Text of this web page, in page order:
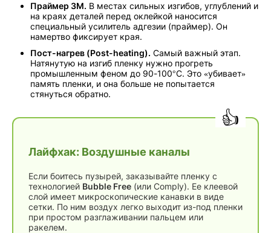
Праймер 3M. В местах сильных изгибов, углублений и
на краях деталей перед оклейкой наносится
специальный усилитель адгезии (праймер). Он
намертво фиксирует края.
Пост-нагрев (Post-heating). Самый важный этап.
Натянутую на изгиб пленку нужно прогреть
промышленным феном до 90-100°C. Это «убивает»
память пленки, и она больше не попытается
стянуться обратно.
Лайфхак: Воздушные каналы
Если боитесь пузырей, заказывайте пленку с
технологией Bubble Free (или Comply). Ее клеевой
слой имеет микроскопические канавки в виде
сетки. По ним воздух легко выходит из-под пленки
при простом разглаживании пальцем или
ракелем.